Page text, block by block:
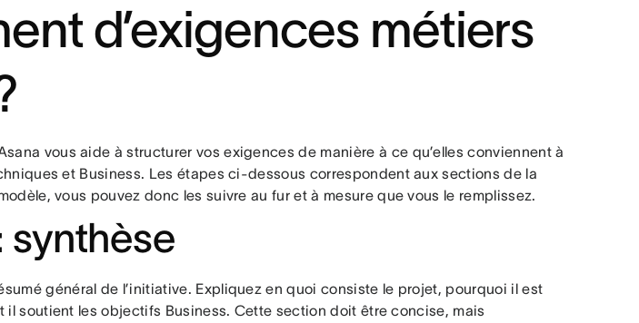
d’exigences métiers
vous aide à structurer vos exigences de manière à ce qu’elles conviennent à
et Business. Les étapes ci-dessous correspondent aux sections de la
vous pouvez donc les suivre au fur et à mesure que vous le remplissez.
synthèse
général de l’initiative. Expliquez en quoi consiste le projet, pourquoi il est
il soutient les objectifs Business. Cette section doit être concise, mais